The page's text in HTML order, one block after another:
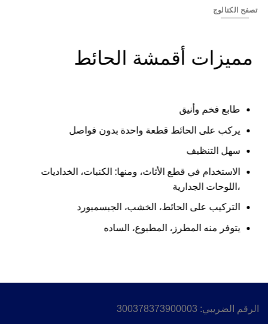
تصفح الكتالوج
مميزات أقمشة الحائط
طابع فخم وأنيق
يركب على الحائط قطعة واحدة بدون فواصل
سهل التنظيف
الاستخدام في قطع الأثاث، ومنها: الكنبات، الخداديات
،اللوحات الجدارية
التركيب على الحائط، الخشب، الجبسمبورد
يتوفر منه المطرز، المطبوع، الساده
الرقم الضريبي: 300378373900003